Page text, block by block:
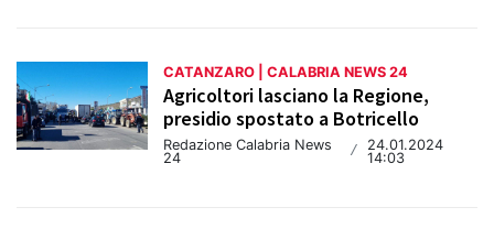
CATANZARO | CALABRIA NEWS 24
Agricoltori lasciano la Regione,
presidio spostato a Botricello
Redazione Calabria News
24
/
24.01.2024
14:03